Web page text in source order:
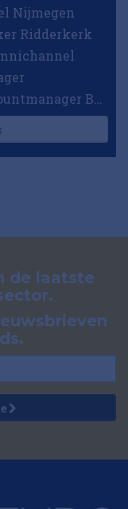
Nijmegen
Ridderkerk
de laatste